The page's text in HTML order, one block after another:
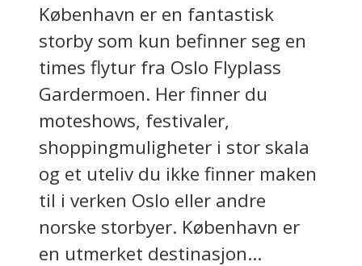
København er en fantastisk
storby som kun befinner seg en
times flytur fra Oslo Flyplass
Gardermoen. Her finner du
moteshows, festivaler,
shoppingmuligheter i stor skala
og et uteliv du ikke finner maken
til i verken Oslo eller andre
norske storbyer. København er
en utmerket destinasjon...